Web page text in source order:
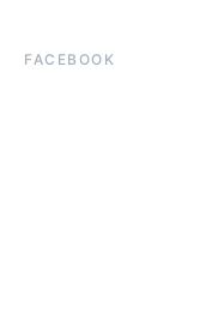
FACEBOOK